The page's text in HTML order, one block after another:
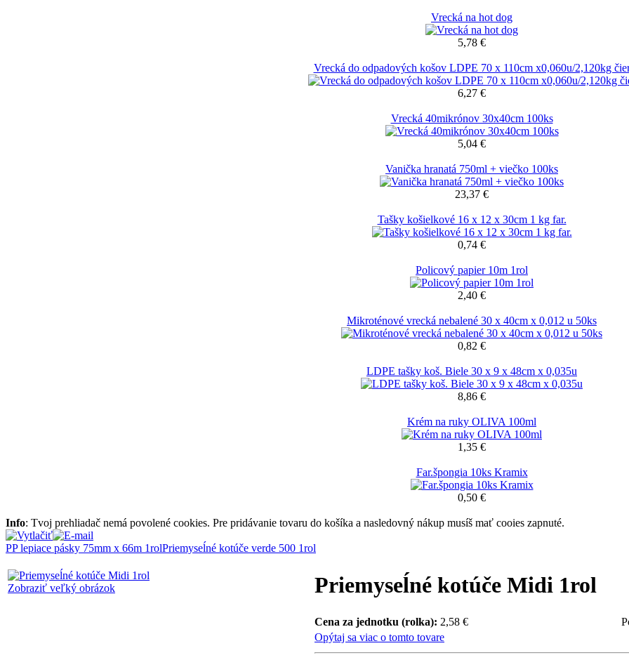
Vrecká na hot dog
5,78 €
Vrecká do odpadových košov LDPE 70 x 110cm x0,060u/2,120kg
6,27 €
Vrecká 40mikrónov 30x40cm 100ks
5,04 €
Vanička hranatá 750ml + viečko 100ks
23,37 €
Tašky košielkové 16 x 12 x 30cm 1 kg far.
0,74 €
Policový papier 10m 1rol
2,40 €
Mikroténové vrecká nebalené 30 x 40cm x 0,012 u 50ks
0,82 €
LDPE tašky koš. Biele 30 x 9 x 48cm x 0,035u
8,86 €
Krém na ruky OLIVA 100ml
1,35 €
Far.špongia 10ks Kramix
0,50 €
Info: Tvoj prehliadač nemá povolené cookies. Pre pridávanie tovaru do košíka a nasledovný nákup musíš mať cooies zapnuté.
PP lepiace pásky 75mm x 66m 1rolPriemyseĺné kotúče verde 500 1rol
Zobraziť veľký obrázok Priemyseĺné kotúče Midi 1rol
Cena za jednotku (rolka): 2,58 €
Opýtaj sa viac o tomto tovare